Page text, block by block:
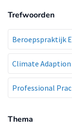
Trefwoorden
Beroepspraktijk
Climate Adaption
Professional
Thema